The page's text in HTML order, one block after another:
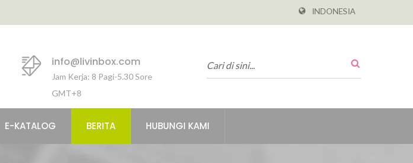
INDONESIA
info@livinbox.com
Jam Kerja: 8 Pagi-5.30 Sore
GMT+8
E-KATALOG BERITA HUBUNGI KAMI